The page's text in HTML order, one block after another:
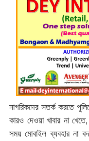
নাগরিকদের সতর্ক করতে
কারও দেওয়া খাবার না
সময় মোবাইল ব্যবহার না